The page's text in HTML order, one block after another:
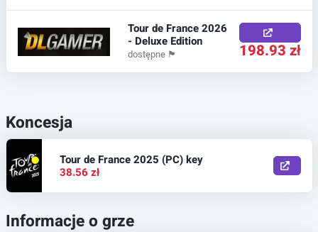
Tour de France 2026
- Deluxe Edition
dostępne 🏴 198.93 zł
Koncesja
Tour de France 2025 (PC) key
38.56 zł
Informacje o grze